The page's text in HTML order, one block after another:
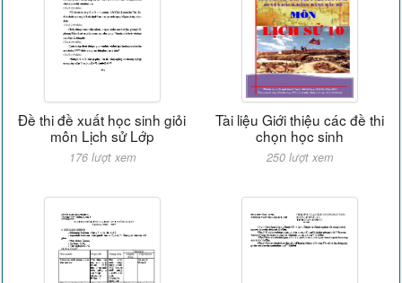
Đề thi đề xuất học sinh giỏi
môn Lịch sử Lớp
176 lượt xem
Tài liệu Giới thiệu các đề thi
chọn học sinh
250 lượt xem